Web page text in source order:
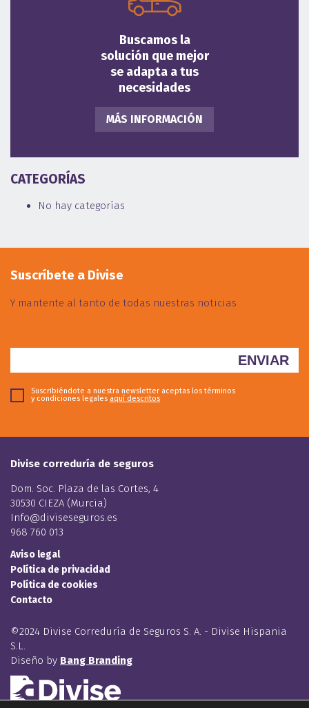
Buscamos la
solución que mejor
se adapta a tus
necesidades
MÁS INFORMACIÓN
CATEGORÍAS
No hay categorías
Suscríbete a Divise
Y mantente al tanto de todas nuestras noticias
Suscribiéndote a nuestra newsletter aceptas los términos
y condiciones legales aquí descritos
Divise correduría de seguros
Dom. Soc. Plaza de las Cortes, 4
30530 CIEZA (Murcia)
Info@diviseseguros.es
968 760 013
Aviso legal
Política de privacidad
Política de cookies
Contacto
©2024 Divise Correduría de Seguros S. A. - Divise Hispania
S.L.
Diseño by Bang Branding